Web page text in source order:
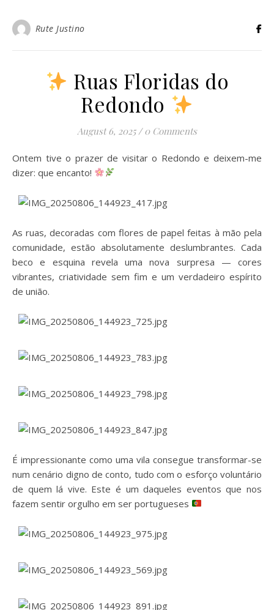
Rute Justino
Ruas Floridas do
Redondo
August 6, 2025 / 0 Comments
Ontem tive o prazer de visitar o Redondo e deixem-me
dizer: que encanto!
As ruas, decoradas com flores de papel feitas à mão pela
comunidade, estão absolutamente deslumbrantes. Cada
beco e esquina revela uma nova surpresa — cores
vibrantes, criatividade sem fim e um verdadeiro espírito
de união.
É impressionante como uma vila consegue transformar-se
num cenário digno de conto, tudo com o esforço voluntário
de quem lá vive. Este é um daqueles eventos que nos
fazem sentir orgulho em ser portugueses